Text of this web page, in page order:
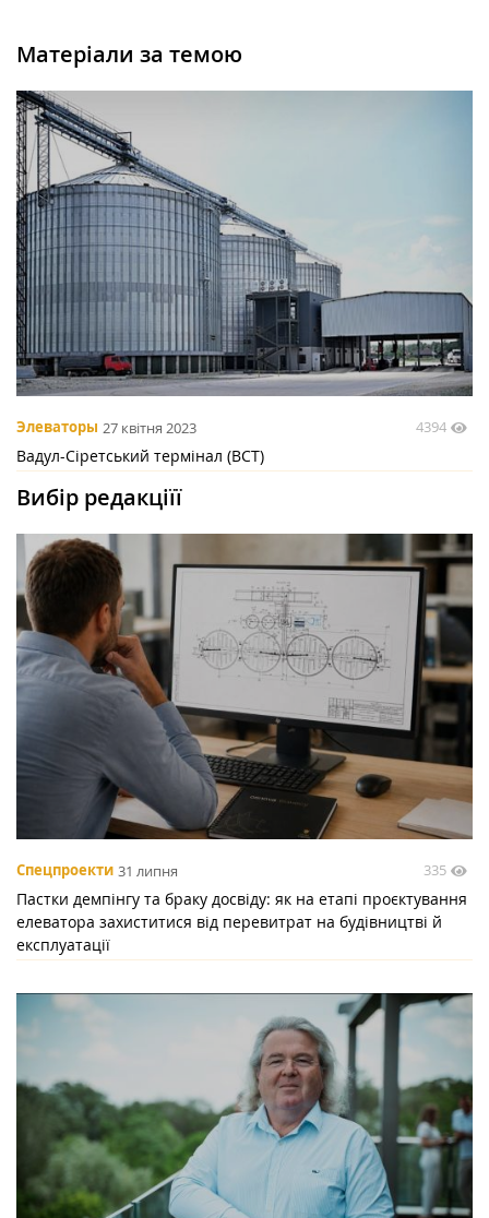
Матеріали за темою
Элеваторы 27 квітня 2023 4394
Вадул-Сіретський термінал (ВСТ)
Вибір редакціїї
Спецпроекти 31 липня 335
Пастки демпінгу та браку досвіду: як на етапі проєктування
елеватора захиститися від перевитрат на будівництві й
експлуатації